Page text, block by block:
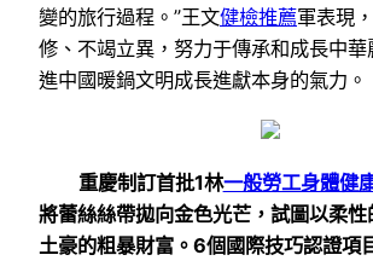
變的旅行過程。”王文健檢推薦軍表現
修、不竭立異，努力于傳承和成長中
進中國暖鍋文明成長進獻本身的氣力。
重慶制訂首批1林一般勞工身體健
將蕾絲絲帶拋向金色光芒，試圖以柔
土豪的粗暴財富。6個國際技巧認證項